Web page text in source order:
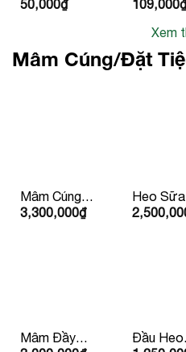
Ruột Đỏ
50,000₫
Giống
109,000
Xem
Mâm Cúng/Đặt
Mâm Cúng
Tất Niên
3,300,000₫
Heo Sữa
Quay
Mâm Đầy
Đầu Heo